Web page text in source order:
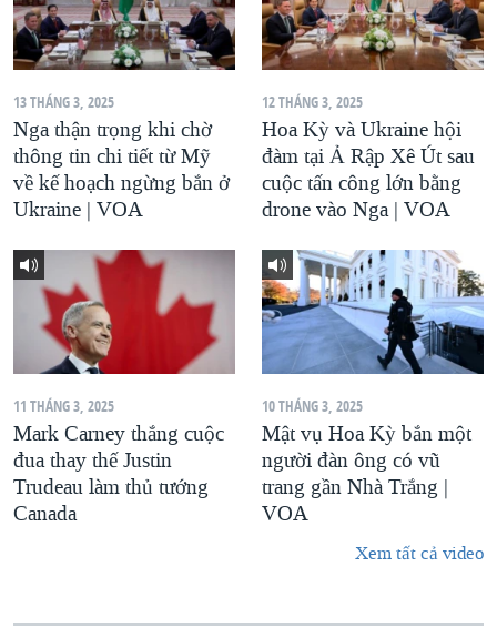
13 THÁNG 3, 2025
Nga thận trọng khi chờ
thông tin chi tiết từ Mỹ
về kế hoạch ngừng bắn ở
Ukraine | VOA
12 THÁNG 3, 2025
Hoa Kỳ và Ukraine hội
đàm tại Ả Rập Xê Út sau
cuộc tấn công lớn bằng
drone vào Nga | VOA
11 THÁNG 3, 2025
Mark Carney thắng cuộc
đua thay thế Justin
Trudeau làm thủ tướng
Canada
10 THÁNG 3, 2025
Mật vụ Hoa Kỳ bắn một
người đàn ông có vũ
trang gần Nhà Trắng |
VOA
Xem tất cả video